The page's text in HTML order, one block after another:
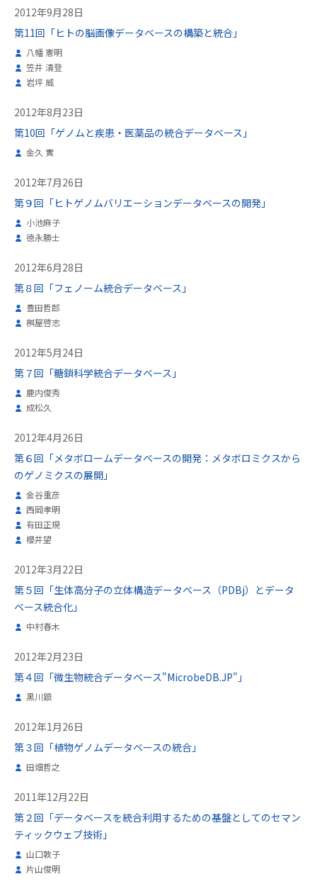
2012年9月28日
第11回「ヒトの脳画像データベースの構築と統合」
八幡 憲明
笠井 清登
岩坪 威
2012年8月23日
第10回「ゲノムと疾患・医薬品の統合データベース」
金久 實
2012年7月26日
第９回「ヒトゲノムバリエーションデータベースの開発」
小池麻子
徳永勝士
2012年6月28日
第８回「フェノーム統合データベース」
豊田哲郎
桝屋啓志
2012年5月24日
第７回「糖鎖科学統合データベース」
鹿内俊秀
成松久
2012年4月26日
第６回「メタボロームデータベースの開発：メタボロミクスから
のゲノミクスの展開」
金谷重彦
西岡孝明
有田正規
櫻井望
2012年3月22日
第５回「生体高分子の立体構造データベース（PDBj）とデータ
ベース統合化」
中村春木
2012年2月23日
第４回「微生物統合データベース"MicrobeDB.JP"」
黒川顕
2012年1月26日
第３回「植物ゲノムデータベースの統合」
田畑哲之
2011年12月22日
第２回「データベースを統合利用するための基盤としてのセマン
ティックウェブ技術」
山口敦子
片山俊明